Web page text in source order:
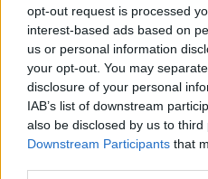
opt-out request is processed
interest-based ads based on
us or personal information
your opt-out. You may
disclosure of your personal
IAB’s list of downstream
also be disclosed by us to third
Downstream Participants that
Ietaukotā
kārtām apbārstot ar
ar olu.
Pārlej ar papildus
Cep 50-60 minūtes,
Noņem foliju un cep